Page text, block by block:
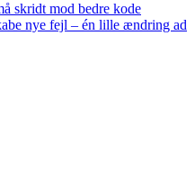
skridt mod bedre kode
nye fejl – én lille ændring ad